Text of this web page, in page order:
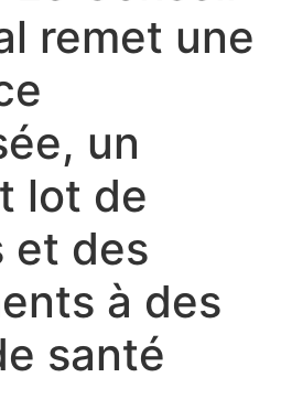
remet une
un
lot de
et des
à des
santé